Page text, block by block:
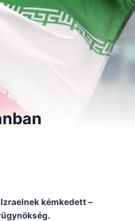
kémkedett –